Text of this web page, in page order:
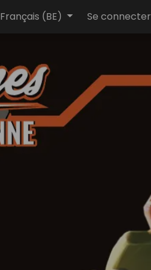
Français (BE) Se connecter